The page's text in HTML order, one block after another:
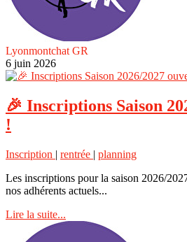
Lyonmontchat GR
6 juin 2026
🎉 Inscriptions Saison
!
Inscription | rentrée | planning
Les inscriptions pour la saison 2026/
nos adhérents actuels...
Lire la suite...